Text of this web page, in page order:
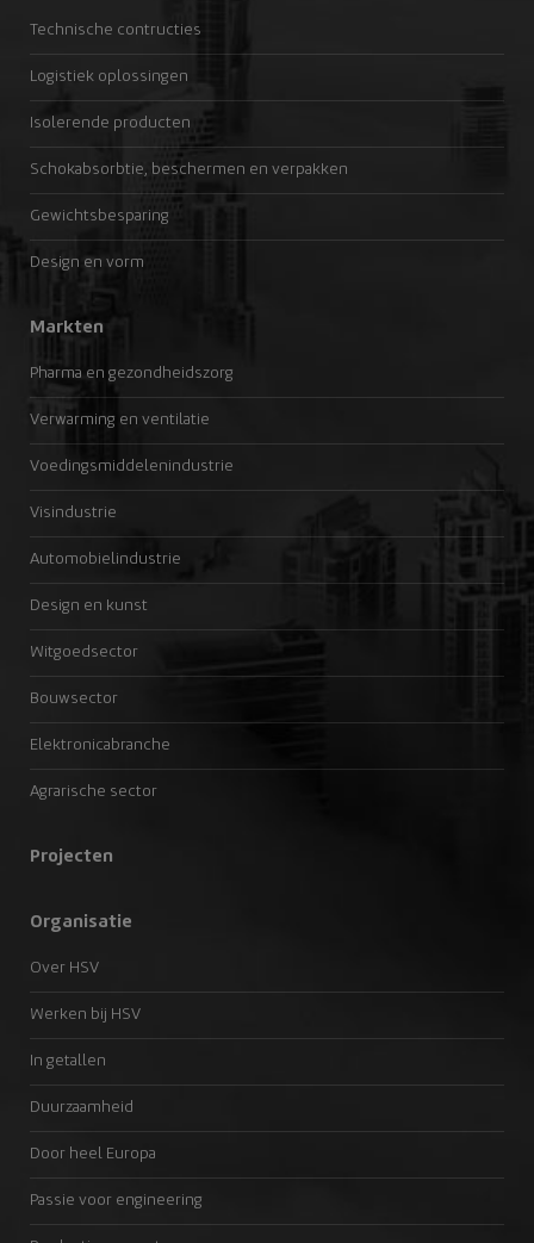
Technische contructies
Logistiek oplossingen
Isolerende producten
Schokabsorbtie, beschermen en verpakken
Gewichtsbesparing
Design en vorm
Markten
Pharma en gezondheidszorg
Verwarming en ventilatie
Voedingsmiddelenindustrie
Visindustrie
Automobielindustrie
Design en kunst
Witgoedsector
Bouwsector
Elektronicabranche
Agrarische sector
Projecten
Organisatie
Over HSV
Werken bij HSV
In getallen
Duurzaamheid
Door heel Europa
Passie voor engineering